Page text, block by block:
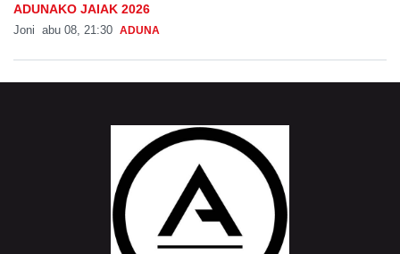
ADUNAKO JAIAK 2026
Joni abu 08, 21:30 ADUNA